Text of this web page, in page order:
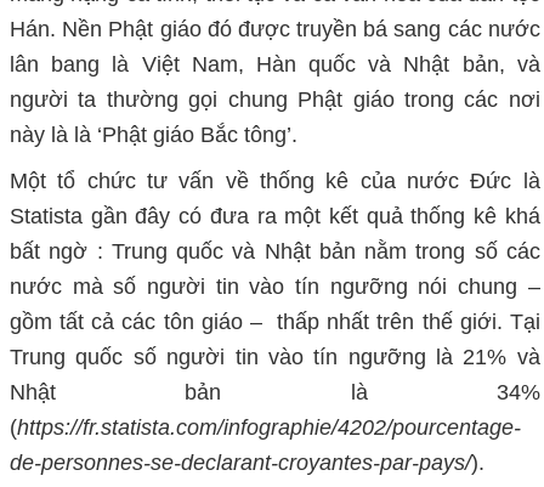
Hán. Nền Phật giáo đó được truyền bá sang các nước
lân bang là Việt Nam, Hàn quốc và Nhật bản, và
người ta thường gọi chung Phật giáo trong các nơi
này là là ‘Phật giáo Bắc tông’.
Một tổ chức tư vấn về thống kê của nước Đức là
Statista gần đây có đưa ra một kết quả thống kê khá
bất ngờ : Trung quốc và Nhật bản nằm trong số các
nước mà số người tin vào tín ngưỡng nói chung –
gồm tất cả các tôn giáo – thấp nhất trên thế giới. Tại
Trung quốc số người tin vào tín ngưỡng là 21% và
Nhật bản là 34%
(https://fr.statista.com/infographie/4202/pourcentage-
de-personnes-se-declarant-croyantes-par-pays/).